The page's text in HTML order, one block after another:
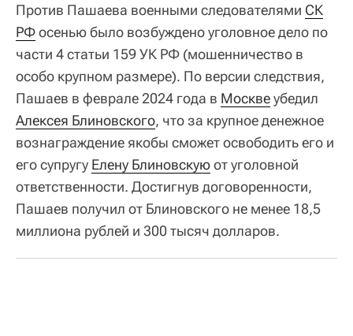
Против Пашаева военными следователями СК
РФосенью было возбуждено уголовное дело по
части 4 статьи 159 УК РФ (мошенничество в
особо крупном размере). По версии следствия,
Пашаев в феврале 2024 года в Москвеубедил
Алексея Блиновского, что за крупное денежное
вознаграждение якобы сможет освободить его и
его супругу Елену Блиновскуюот уголовной
ответственности. Достигнув договоренности,
Пашаев получил от Блиновского не менее 18,5
миллиона рублей и 300 тысяч долларов.